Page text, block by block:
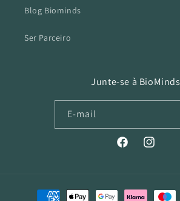
Blog Biominds
Ser Parceiro
Junte-se à BioMinds
E-mail
FacebookInstagram
Métodos